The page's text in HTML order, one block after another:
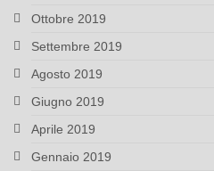
Ottobre 2019
Settembre 2019
Agosto 2019
Giugno 2019
Aprile 2019
Gennaio 2019